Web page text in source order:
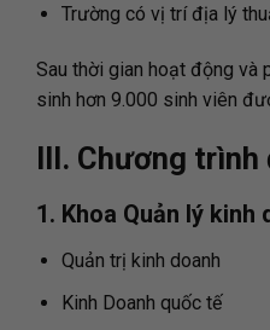
Trường có vị trí địa lý
Sau thời gian hoạt động và
sinh hơn 9.000 sinh viên
III. Chương trình
1. Khoa Quản lý kinh
Quản trị kinh doanh
Kinh Doanh quốc tế